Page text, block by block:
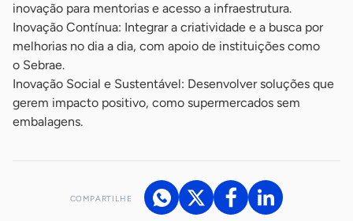
inovação para mentorias e acesso a infraestrutura.
Inovação Contínua: Integrar a criatividade e a busca por
melhorias no dia a dia, com apoio de instituições como
o Sebrae.
Inovação Social e Sustentável: Desenvolver soluções que
gerem impacto positivo, como supermercados sem
embalagens.
COMPARTILHE